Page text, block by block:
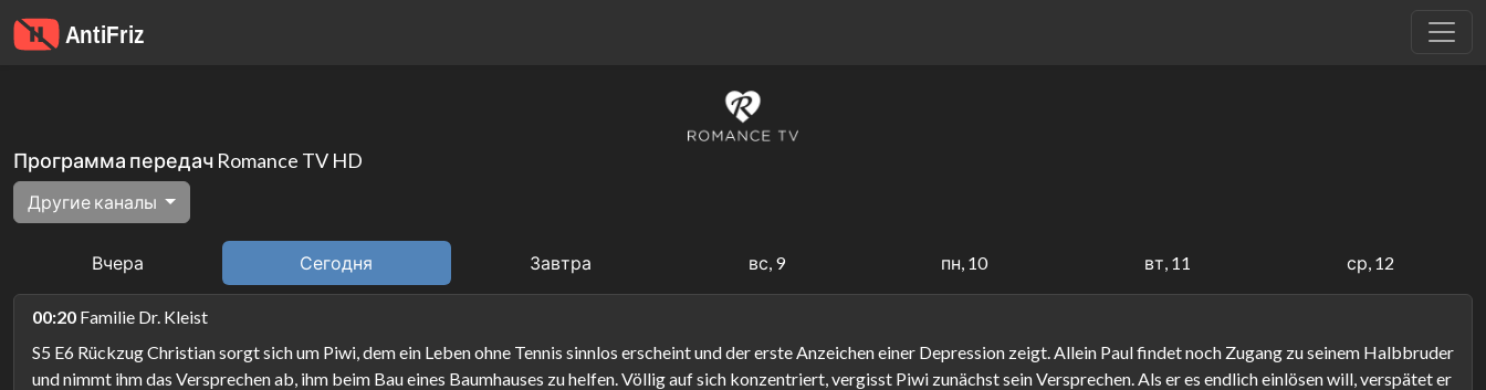
Программа передач Romance TV HD
Другие каналы
Вчера Сегодня Завтра вс, 9 пн, 10 вт, 11 ср, 12
00:20 Familie Dr. Kleist
S5 E6 Rückzug Christian sorgt sich um Piwi, dem ein Leben ohne Tennis sinnlos erscheint und der erste Anzeichen einer Depression zeigt. Allein Paul findet noch Zugang zu seinem Halbbruder
und nimmt ihm das Versprechen ab, ihm beim Bau eines Baumhauses zu helfen. Völlig auf sich konzentriert, vergisst Piwi zunächst sein Versprechen. Als er es endlich einlösen will, verspätet er